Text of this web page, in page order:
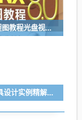
UG NX8.0工程图教程光盘视频教程下载
UG NX 8.0模具设计实例精解视频教程